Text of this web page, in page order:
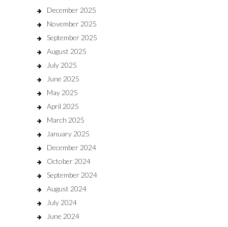
December 2025
November 2025
September 2025
August 2025
July 2025
June 2025
May 2025
April 2025
March 2025
January 2025
December 2024
October 2024
September 2024
August 2024
July 2024
June 2024